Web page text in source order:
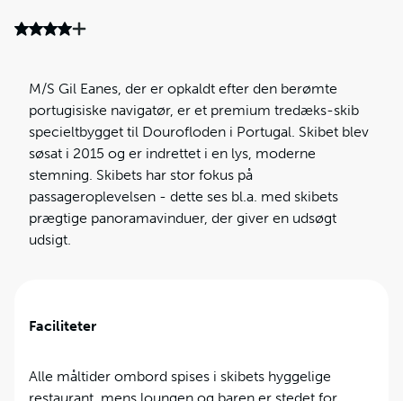
M/S Gil Eanes, der er opkaldt efter den berømte
portugisiske navigatør, er et premium tredæks-skib
specieltbygget til Dourofloden i Portugal. Skibet blev
søsat i 2015 og er indrettet i en lys, moderne
stemning. Skibets har stor fokus på
passageroplevelsen - dette ses bl.a. med skibets
prægtige panoramavinduer, der giver en udsøgt
udsigt.
Faciliteter
Alle måltider ombord spises i skibets hyggelige